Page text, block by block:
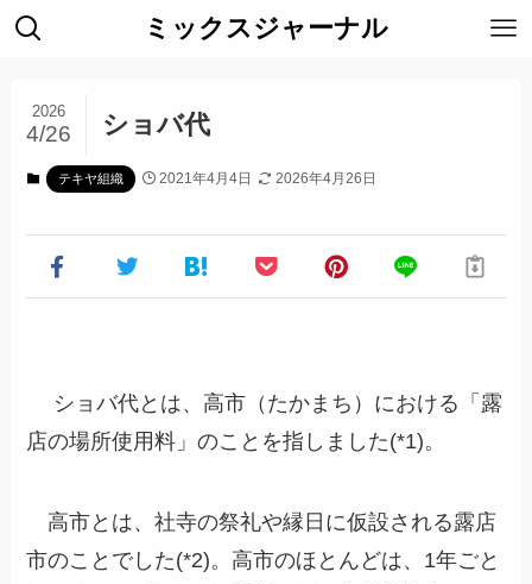
ミックスジャーナル
ショバ代
2026
4/26
テキヤ組織 2021年4月4日 2026年4月26日
ショバ代とは、高市（たかまち）における「露
店の場所使用料」のことを指しました(*1)。
高市とは、社寺の祭礼や縁日に仮設される露店
市のことでした(*2)。高市のほとんどは、1年ごと